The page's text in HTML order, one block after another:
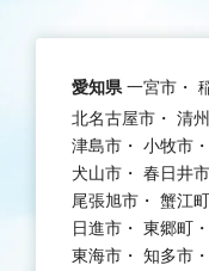
愛知県 一宮市
北名古屋市
清
津島市
小牧市
犬山市
春日井市
尾張旭市
蟹江町
日進市
東郷町
東海市
知多市